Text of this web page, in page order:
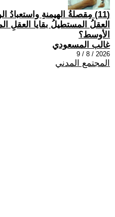
(11) مِقصلةُ الهيمنةِ
العقلُ المستطيلُ بقايا
الأوسط؟
غالب المسعودي
2026 / 8 / 9
المجتمع المدني